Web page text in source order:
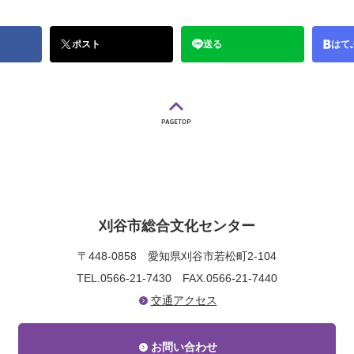
ポスト 送る はて
刈谷市総合文化センター
〒448-0858 愛知県刈谷市若松町2-104
TEL.0566-21-7430 FAX.0566-21-7440
交通アクセス
お問い合わせ